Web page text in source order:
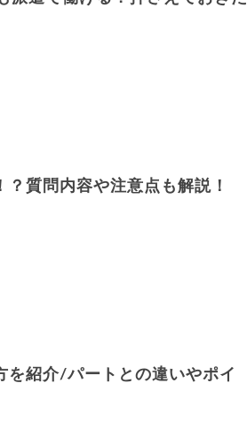
質問内容や注意点も解説！
を紹介/パートとの違いやポイ